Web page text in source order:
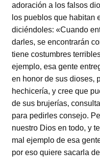
adoración a los falsos
los pueblos que habitan
diciéndoles: «Cuando
darles, se encontrarán
tiene costumbres
ejemplo, esa gente
en honor de sus dioses,
hechicería, y cree que
de sus brujerías,
para pedirles consejo.
nuestro Dios en todo, y
mal ejemplo de esa
por eso quiere sacarla